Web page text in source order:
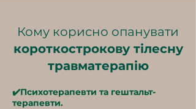
Кому корисно опанувати
короткострокову тілесну
травматерапію
✔️Психотерапевти та гештальт-
терапевти.